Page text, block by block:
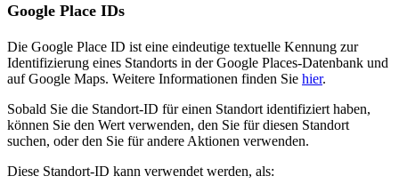
Google Place IDs
Die Google Place ID ist eine eindeutige textuelle Kennung zur
Identifizierung eines Standorts in der Google Places-Datenbank und
auf Google Maps. Weitere Informationen finden Sie hier.
Sobald Sie die Standort-ID für einen Standort identifiziert haben,
können Sie den Wert verwenden, den Sie für diesen Standort
suchen, oder den Sie für andere Aktionen verwenden.
Diese Standort-ID kann verwendet werden, als: